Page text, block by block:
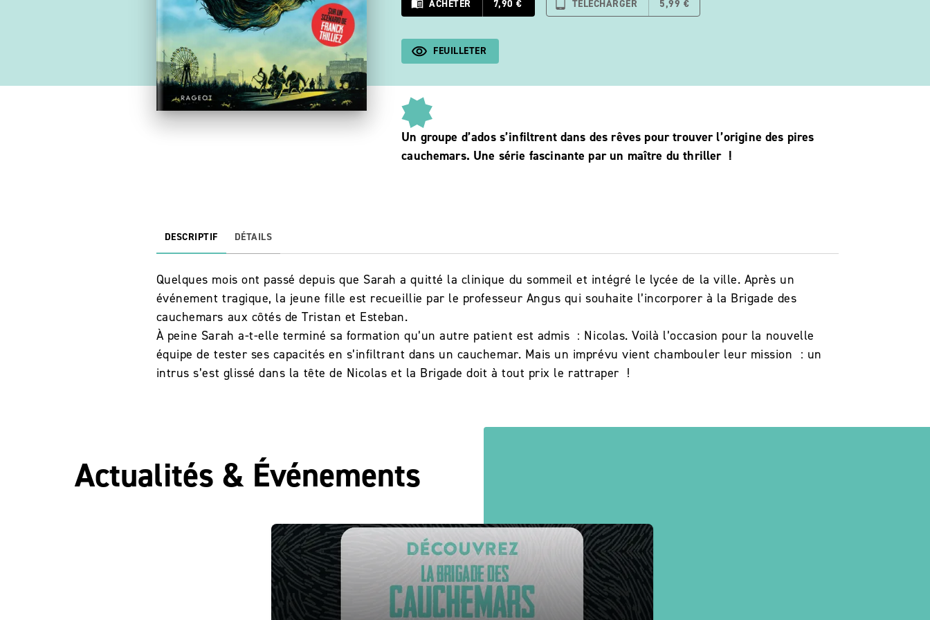
menu_book ACHETER 7,90 € tablet_android TÉLÉCHARGER 5,99 €
FEUILLETER
Un groupe d’ados s’infiltrent dans des rêves pour trouver l’origine des pires
cauchemars. Une série fascinante par un maître du thriller !
DESCRIPTIF DÉTAILS
Quelques mois ont passé depuis que Sarah a quitté la clinique du sommeil et intégré le lycée de la ville. Après un
événement tragique, la jeune fille est recueillie par le professeur Angus qui souhaite l’incorporer à la Brigade des
cauchemars aux côtés de Tristan et Esteban.
À peine Sarah a-t-elle terminé sa formation qu’un autre patient est admis : Nicolas. Voilà l’occasion pour la nouvelle
équipe de tester ses capacités en s’infiltrant dans un cauchemar. Mais un imprévu vient chambouler leur mission : un
intrus s’est glissé dans la tête de Nicolas et la Brigade doit à tout prix le rattraper !
Actualités & Événements